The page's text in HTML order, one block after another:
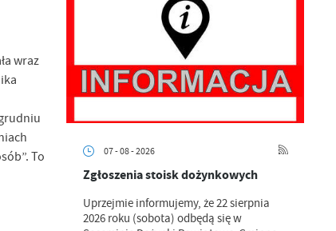
wraz
To
07 - 08 - 2026
Zgłoszenia stoisk dożynkowych
Uprzejmie informujemy, że 22 sierpnia
2026 roku (sobota) odbędą się w